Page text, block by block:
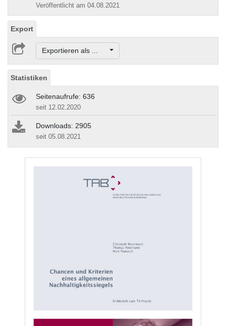
Veröffentlicht am 04.08.2021
Export
Exportieren als ...
Statistiken
Seitenaufrufe: 636
seit 12.02.2020
Downloads: 2905
seit 05.08.2021